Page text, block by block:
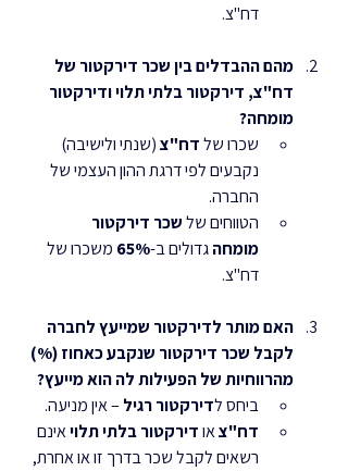
דח"צ.
מהם ההבדלים בין שכר דירקטור של
דח"צ, דירקטור בלתי תלוי ודירקטור
מומחה?
שכרו של דח"צ (שנתי ולישיבה)
נקבעים לפי דרגת ההון העצמי של
החברה.
הטווחים של שכר דירקטור
מומחה גדולים ב-65% משכרו של
דח"צ.
האם מותר לדירקטור שמייעץ לחברה
לקבל שכר דירקטור שנקבע כאחוז (%)
מהרווחיות של הפעילות לה הוא מייעץ?
ביחס לדירקטור רגיל – אין מניעה.
דח"צ או דירקטור בלתי תלוי אינם
רשאים לקבל שכר בדרך זו או אחרת,